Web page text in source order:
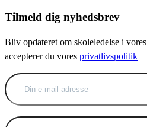
Tilmeld dig nyhedsbrev
Bliv opdateret om skoleledelse i
accepterer du vores privatlivspolitik